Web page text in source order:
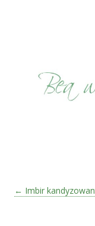
Zobacz wpisy
← Imbir